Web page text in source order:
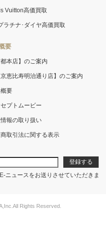
Vuitton高価買取
ラチナ･ダイヤ高価買取
要
都本店】のご案内
京恵比寿明治通り店】のご案内
要
プトムービー
報の取り扱い
取引法に関する表示
ニュースをお送りさせていただきま
Rights Reserved.